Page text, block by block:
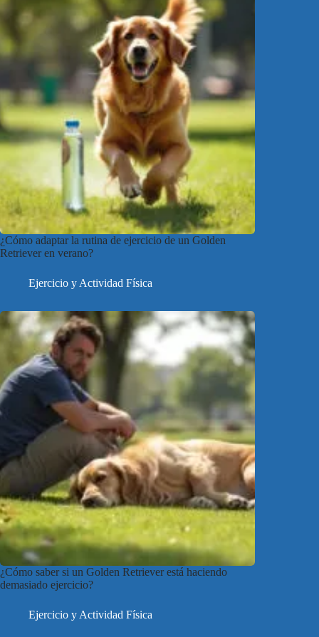
¿Cómo adaptar la rutina de ejercicio de un Golden
Retriever en verano?
Ejercicio y Actividad Física
¿Cómo saber si un Golden Retriever está haciendo
demasiado ejercicio?
Ejercicio y Actividad Física